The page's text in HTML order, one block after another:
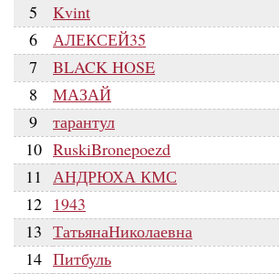
5
Kvint
6
АЛЕКСЕЙ35
7
BLACK HOSE
8
МАЗАЙ
9
тарантул
10 RuskiBronepoezd
11 АНДРЮХА КМС
12
1943
13 ТатьянаНиколаевна
14 Питбуль